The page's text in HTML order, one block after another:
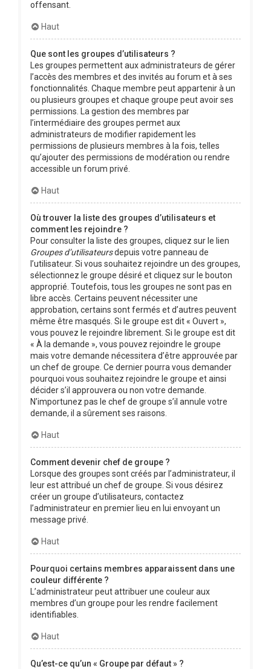
offensant.
Haut
Que sont les groupes d’utilisateurs ?
Les groupes permettent aux administrateurs de gérer
l’accès des membres et des invités au forum et à ses
fonctionnalités. Chaque membre peut appartenir à un
ou plusieurs groupes et chaque groupe peut avoir ses
permissions. La gestion des membres par
l’intermédiaire des groupes permet aux
administrateurs de modifier rapidement les
permissions de plusieurs membres à la fois, telles
qu’ajouter des permissions de modération ou rendre
accessible un forum privé.
Haut
Où trouver la liste des groupes d’utilisateurs et
comment les rejoindre ?
Pour consulter la liste des groupes, cliquez sur le lien
Groupes d’utilisateursdepuis votre panneau de
l’utilisateur. Si vous souhaitez rejoindre un des groupes,
sélectionnez le groupe désiré et cliquez sur le bouton
approprié. Toutefois, tous les groupes ne sont pas en
libre accès. Certains peuvent nécessiter une
approbation, certains sont fermés et d’autres peuvent
même être masqués. Si le groupe est dit « Ouvert »,
vous pouvez le rejoindre librement. Si le groupe est dit
« À la demande », vous pouvez rejoindre le groupe
mais votre demande nécessitera d’être approuvée par
un chef de groupe. Ce dernier pourra vous demander
pourquoi vous souhaitez rejoindre le groupe et ainsi
décider s’il approuvera ou non votre demande.
N’importunez pas le chef de groupe s’il annule votre
demande, il a sûrement ses raisons.
Haut
Comment devenir chef de groupe ?
Lorsque des groupes sont créés par l’administrateur, il
leur est attribué un chef de groupe. Si vous désirez
créer un groupe d’utilisateurs, contactez
l’administrateur en premier lieu en lui envoyant un
message privé.
Haut
Pourquoi certains membres apparaissent dans une
couleur différente ?
L’administrateur peut attribuer une couleur aux
membres d’un groupe pour les rendre facilement
identifiables.
Haut
Qu’est-ce qu’un « Groupe par défaut » ?